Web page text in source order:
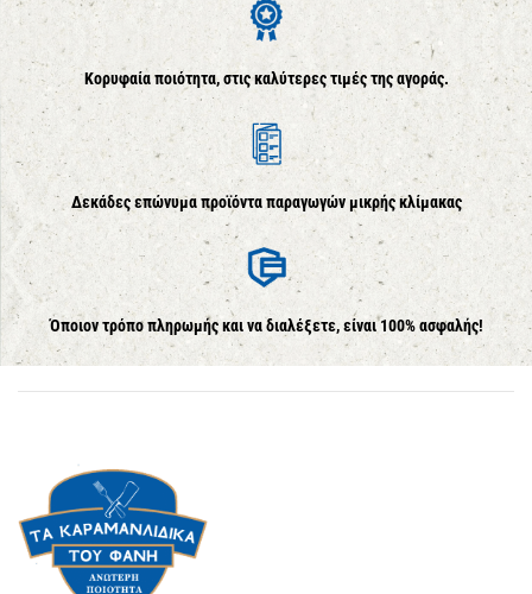
Κορυφαία ποιότητα, στις καλύτερες τιμές της αγοράς.
Δεκάδες επώνυμα προϊόντα παραγωγών μικρής κλίμακας
Όποιον τρόπο πληρωμής και να διαλέξετε, είναι 100% ασφαλής!